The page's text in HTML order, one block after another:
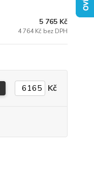
5 765 Kč
4 764 Kč bez DPH
Kč